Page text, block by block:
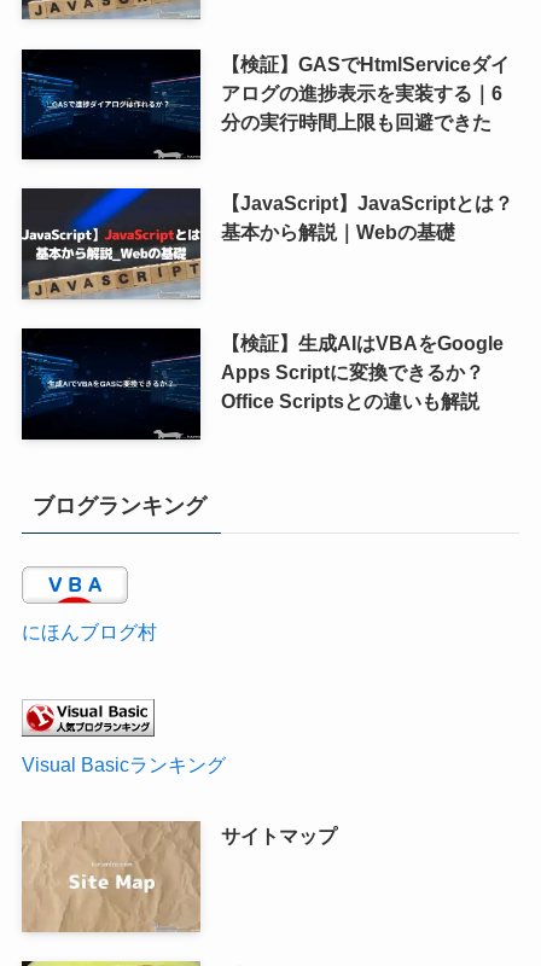
【検証】GASでHtmlServiceダイ
アログの進捗表示を実装する｜6
分の実行時間上限も回避できた
【JavaScript】JavaScriptとは？
基本から解説｜Webの基礎
【検証】生成AIはVBAをGoogle
Apps Scriptに変換できるか？
Office Scriptsとの違いも解説
ブログランキング
にほんブログ村
Visual Basicランキング
サイトマップ